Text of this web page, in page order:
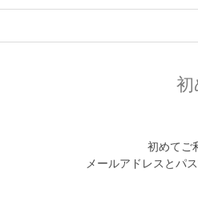
初めてご
メールアドレスとパ